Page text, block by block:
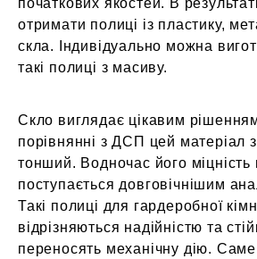
початкових якостей. В
отримати полиці із пластику,
скла. Індивідуально можна
такі полиці з масиву.
Скло виглядає цікавим
порівнянні з ДСП цей матеріал
тонший. Водночас його міцність
поступається довговічнішим
Такі полиці для гардеробної
відрізняються надійністю та
переносять механічну дію.